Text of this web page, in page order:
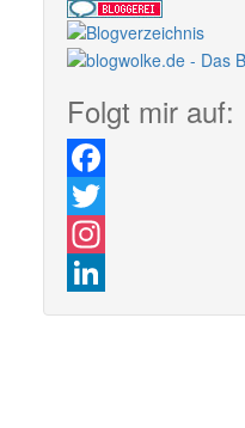
Folgt mir auf:
Facebook
Twitter
Instagram
LinkedIn